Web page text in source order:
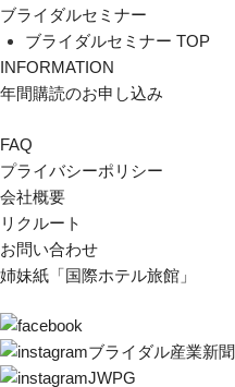
ブライダルセミナー
ブライダルセミナー TOP
INFORMATION
年間購読のお申し込み
FAQ
プライバシーポリシー
会社概要
リクルート
お問い合わせ
姉妹紙「国際ホテル旅館」
ブライダル産業新聞
JWPG